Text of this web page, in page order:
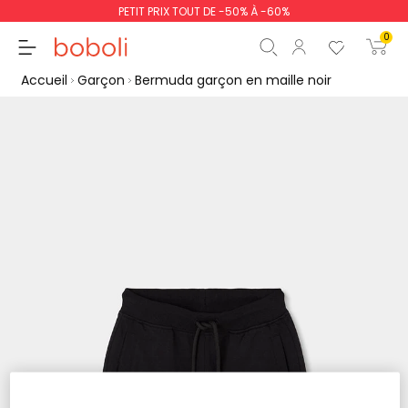
PETIT PRIX TOUT DE -50% À -60%
0
Accueil Garçon Bermuda garçon en maille noir